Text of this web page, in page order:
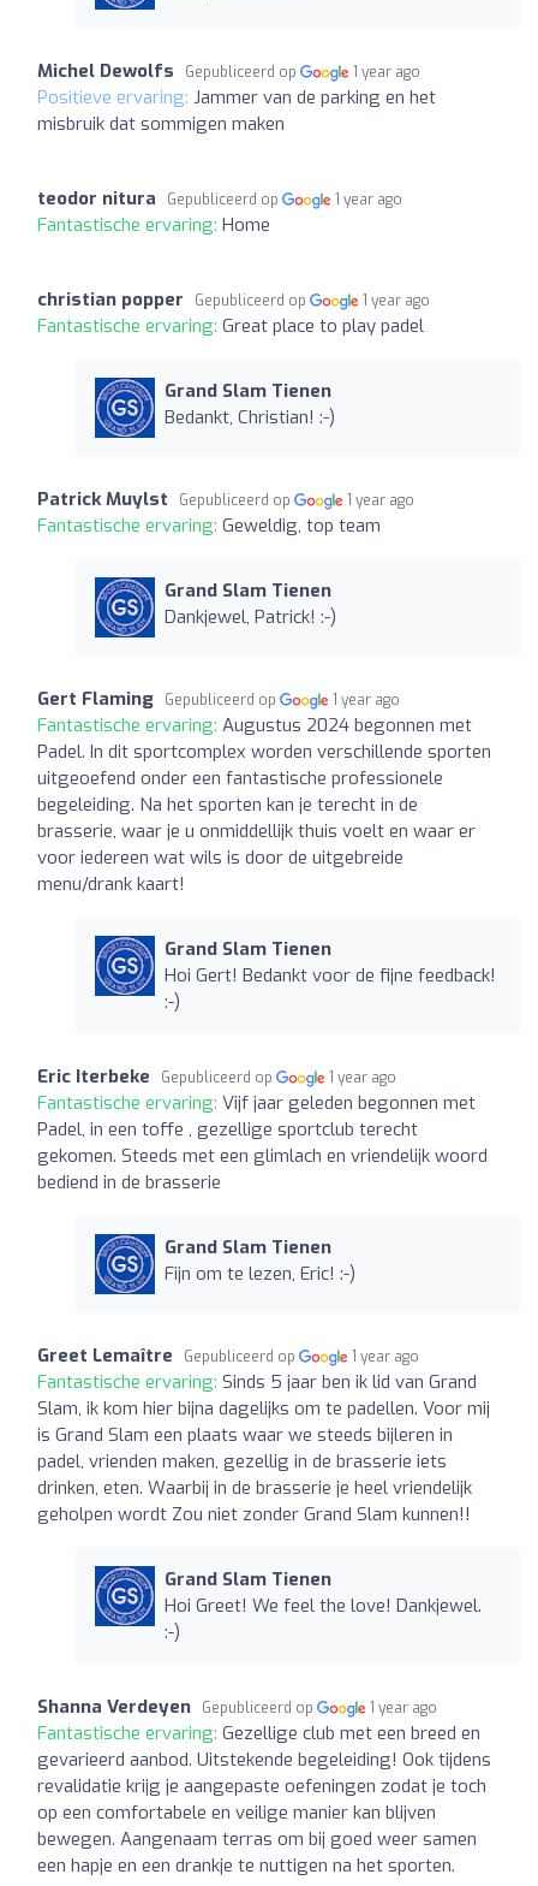
Michel Dewolfs Gepubliceerd op 1 year ago
Positieve ervaring: Jammer van de parking en het
misbruik dat sommigen maken
teodor nitura Gepubliceerd op 1 year ago
Fantastische ervaring: Home
christian popper Gepubliceerd op 1 year ago
Fantastische ervaring: Great place to play padel
Grand Slam Tienen
Bedankt, Christian! :-)
Patrick Muylst Gepubliceerd op 1 year ago
Fantastische ervaring: Geweldig, top team
Grand Slam Tienen
Dankjewel, Patrick! :-)
Gert Flaming Gepubliceerd op 1 year ago
Fantastische ervaring: Augustus 2024 begonnen met
Padel. In dit sportcomplex worden verschillende sporten
uitgeoefend onder een fantastische professionele
begeleiding. Na het sporten kan je terecht in de
brasserie, waar je u onmiddellijk thuis voelt en waar er
voor iedereen wat wils is door de uitgebreide
menu/drank kaart!
Grand Slam Tienen
Hoi Gert! Bedankt voor de fijne feedback!
:-)
Eric Iterbeke Gepubliceerd op 1 year ago
Fantastische ervaring: Vijf jaar geleden begonnen met
Padel, in een toffe , gezellige sportclub terecht
gekomen. Steeds met een glimlach en vriendelijk woord
bediend in de brasserie
Grand Slam Tienen
Fijn om te lezen, Eric! :-)
Greet Lemaître Gepubliceerd op 1 year ago
Fantastische ervaring: Sinds 5 jaar ben ik lid van Grand
Slam, ik kom hier bijna dagelijks om te padellen. Voor mij
is Grand Slam een plaats waar we steeds bijleren in
padel, vrienden maken, gezellig in de brasserie iets
drinken, eten. Waarbij in de brasserie je heel vriendelijk
geholpen wordt Zou niet zonder Grand Slam kunnen!!
Grand Slam Tienen
Hoi Greet! We feel the love! Dankjewel.
:-)
Shanna Verdeyen Gepubliceerd op 1 year ago
Fantastische ervaring: Gezellige club met een breed en
gevarieerd aanbod. Uitstekende begeleiding! Ook tijdens
revalidatie krijg je aangepaste oefeningen zodat je toch
op een comfortabele en veilige manier kan blijven
bewegen. Aangenaam terras om bij goed weer samen
een hapje en een drankje te nuttigen na het sporten.